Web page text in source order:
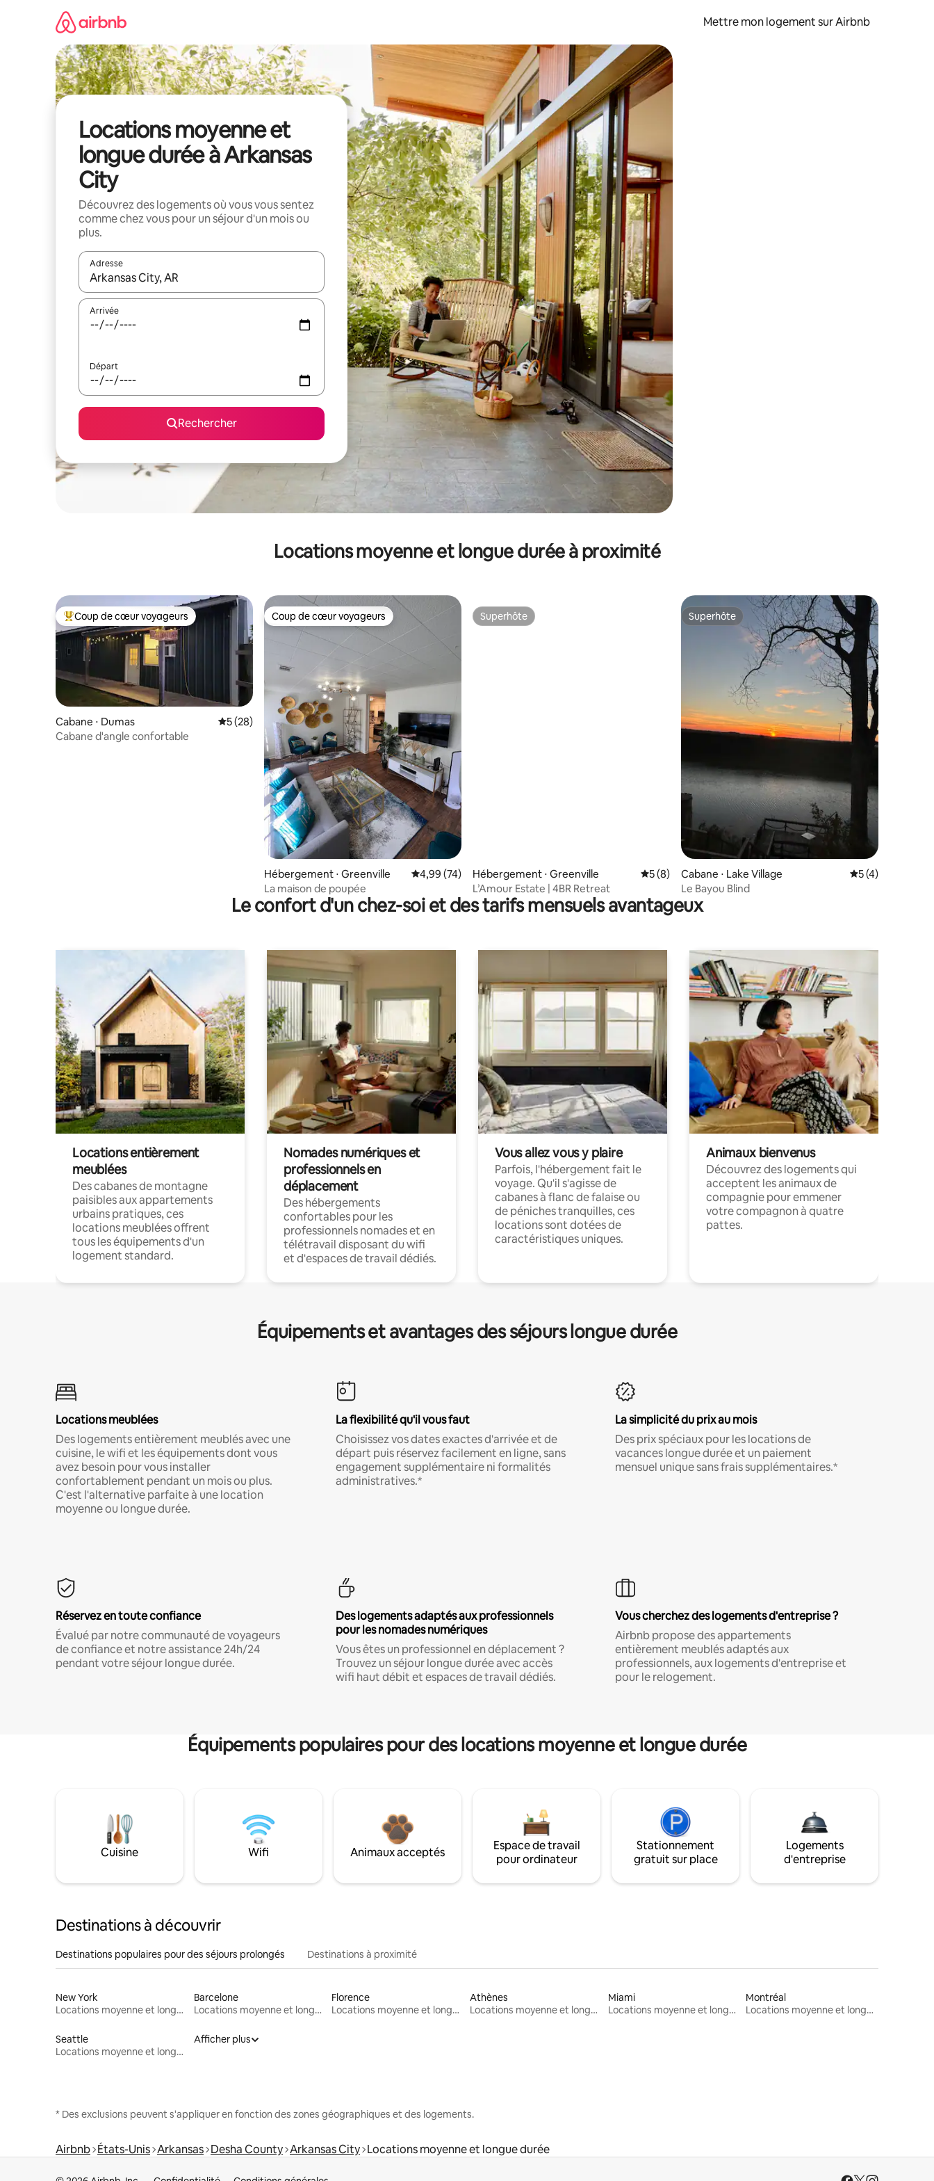
Mettre mon logement sur Airbnb
Locations moyenne et
longue durée à Arkansas
City
Découvrez des logements où vous vous sentez
comme chez vous pour un séjour d'un mois ou
plus.
Adresse
Lorsque les résultats s'affichent, utilisez les flèches vers le haut et vers le bas pour les parcourir ou en appuyant et en faisant glisser.
Arrivée
Départ
Rechercher
Locations moyenne et longue durée à proximité
Coups de cœur voyageurs les plus appréciés
Coup de cœur voyageurs
Cabane ⋅ Dumas Évaluation moyenne sur la base de 28 commentaires : 5 sur 5
5 (28)
Cabane d'angle confortable
Coup de cœur voyageurs
Coup de cœur voyageurs
Hébergement ⋅ Greenville Évaluation moyenne sur la base de 74 commentaires : 4,99 sur 5
4,99 (74)
La maison de poupée
Superhôte
Superhôte
Hébergement ⋅ Greenville Évaluation moyenne sur la base de 8 commentaires : 5 sur 5
5 (8)
L’Amour Estate | 4BR Retreat
Superhôte
Superhôte
Cabane ⋅ Lake Village Évaluation
5 (4)
Le Bayou Blind
Le confort d'un chez-soi et des tarifs mensuels avantageux
Locations entièrement
meublées
Des cabanes de montagne
paisibles aux appartements
urbains pratiques, ces
locations meublées offrent
tous les équipements d'un
logement standard.
Nomades numériques et
professionnels en
déplacement
Des hébergements
confortables pour les
professionnels nomades et en
télétravail disposant du wifi
et d'espaces de travail dédiés.
Vous allez vous y plaire
Parfois, l'hébergement fait le
voyage. Qu'il s'agisse de
cabanes à flanc de falaise ou
de péniches tranquilles, ces
locations sont dotées de
caractéristiques uniques.
Animaux bienvenus
Découvrez des logements qui
acceptent les animaux de
compagnie pour emmener
votre compagnon à quatre
pattes.
Équipements et avantages des séjours longue durée
Locations meublées
Des logements entièrement meublés avec une
cuisine, le wifi et les équipements dont vous
avez besoin pour vous installer
confortablement pendant un mois ou plus.
C'est l'alternative parfaite à une location
moyenne ou longue durée.
La flexibilité qu'il vous faut
Choisissez vos dates exactes d'arrivée et de
départ puis réservez facilement en ligne, sans
engagement supplémentaire ni formalités
administratives.*
La simplicité du prix au mois
Des prix spéciaux pour les locations de
vacances longue durée et un paiement
mensuel unique sans frais supplémentaires.*
Réservez en toute confiance
Évalué par notre communauté de voyageurs
de confiance et notre assistance 24h/24
pendant votre séjour longue durée.
Des logements adaptés aux professionnels
pour les nomades numériques
Vous êtes un professionnel en déplacement ?
Trouvez un séjour longue durée avec accès
wifi haut débit et espaces de travail dédiés.
Vous cherchez des logements d'entreprise ?
Airbnb propose des appartements
entièrement meublés adaptés aux
professionnels, aux logements d'entreprise et
pour le relogement.
Équipements populaires pour des locations moyenne et longue durée
Cuisine Wifi Animaux acceptés
Espace de travail
pour ordinateur
Stationnement
gratuit sur place
Logements
d'entreprise
Destinations à découvrir
Destinations populaires pour des séjours prolongés Destinations à proximité
New York
Locations moyenne et longue durée
Barcelone
Locations moyenne et longue durée
Florence
Locations moyenne et longue durée
Athènes
Locations moyenne et longue durée
Miami
Locations moyenne et longue durée
Montréal
Locations moyenne et longue durée
Seattle
Locations moyenne et longue durée
Afficher plus
* Des exclusions peuvent s'appliquer en fonction des zones géographiques et des logements.
Airbnb États-Unis Arkansas Desha County Arkansas City Locations moyenne et longue durée